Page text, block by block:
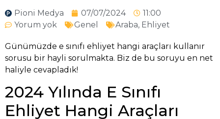
Pioni Medya 07/07/2024
11:00
Yorum yok
Genel Araba, Ehliyet
Günümüzde e sınıfı ehliyet hangi araçları kullanır
sorusu bir hayli sorulmakta. Biz de bu soruyu en net
haliyle cevapladık!
2024 Yılında E Sınıfı
Ehliyet Hangi Araçları